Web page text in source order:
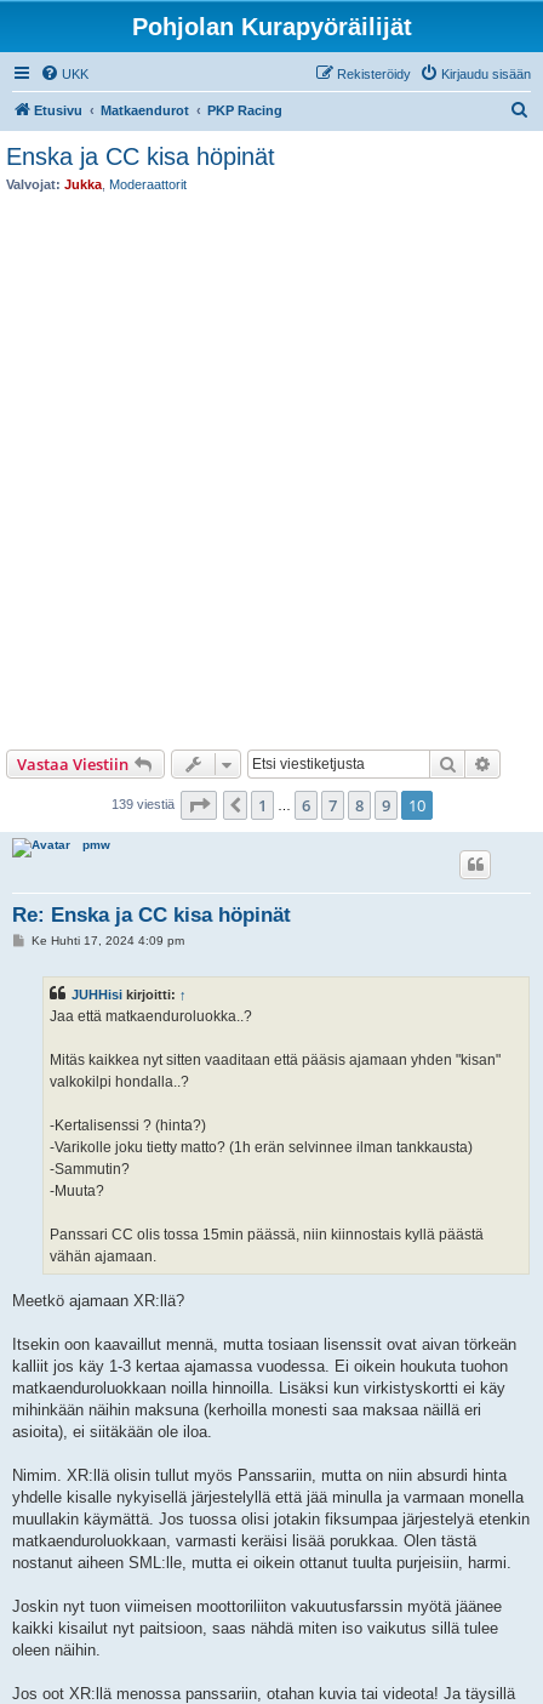
Pohjolan Kurapyöräilijät
UKK Kirjaudu sisään
Rekisteröidy
Etusivu Matkaendurot PKP Racing
Enska ja CC kisa höpinät
Valvojat: Jukka Moderaattorit
Vastaa Viestiin Etsi
139 viestiä Sivu 10/ 10
Edellinen
1 6 7 8 9 10
pmw
Re: Enska ja CC kisa höpinät
VKe Huhti 17, 2024 4:09 pm
JUHHisi kirjoitti: ↑
Jaa että matkaenduroluokka..?
Mitäs kaikkea nyt sitten vaaditaan että pääsis ajamaan yhden "kisan"
valkokilpi hondalla..?
-Kertalisenssi ? (hinta?)
-Varikolle joku tietty matto? (1h erän selvinnee ilman tankkausta)
-Sammutin?
-Muuta?
Panssari CC olis tossa 15min päässä, niin kiinnostais kyllä päästä
vähän ajamaan.
Meetkö ajamaan XR:llä?
Itsekin oon kaavaillut mennä, mutta tosiaan lisenssit ovat aivan törkeän
kalliit jos käy 1-3 kertaa ajamassa vuodessa. Ei oikein houkuta tuohon
matkaenduroluokkaan noilla hinnoilla. Lisäksi kun virkistyskortti ei käy
mihinkään näihin maksuna (kerhoilla monesti saa maksaa näillä eri
asioita), ei siitäkään ole iloa.
Nimim. XR:llä olisin tullut myös Panssariin, mutta on niin absurdi hinta
yhdelle kisalle nykyisellä järjestelyllä että jää minulla ja varmaan monella
muullakin käymättä. Jos tuossa olisi jotakin fiksumpaa järjestelyä etenkin
matkaenduroluokkaan, varmasti keräisi lisää porukkaa. Olen tästä
nostanut aiheen SML:lle, mutta ei oikein ottanut tuulta purjeisiin, harmi.
Joskin nyt tuon viimeisen moottoriliiton vakuutusfarssin myötä jäänee
kaikki kisailut nyt paitsioon, saas nähdä miten iso vaikutus sillä tulee
oleen näihin.
Jos oot XR:llä menossa panssariin, otahan kuvia tai videota! Ja täysillä